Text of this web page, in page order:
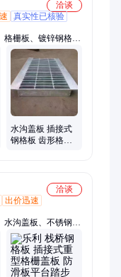
洽谈
真实性已核验
格栅板、镀锌钢格栅
玻璃钢格栅板、格栅
格栅板、不锈钢沟
、踏步钢格板、标
型钢格板、优质钢格
水沟盖板 插接式
钢格板 齿形格栅
洽谈
出价迅速
水沟盖板、不锈钢格
篦子、热镀锌钢格